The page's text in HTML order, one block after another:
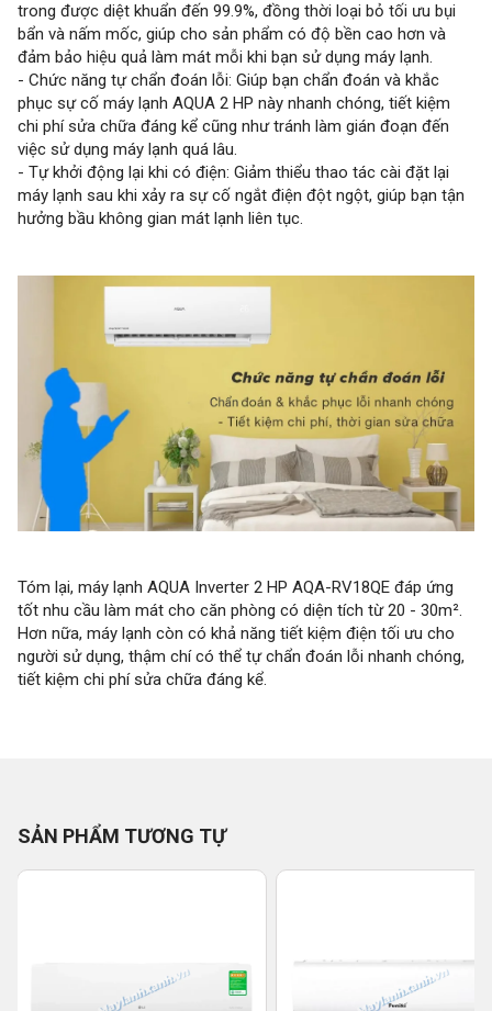
trong được diệt khuẩn đến 99.9%, đồng thời loại bỏ tối ưu bụi
bẩn và nấm mốc, giúp cho sản phẩm có độ bền cao hơn và
đảm bảo hiệu quả làm mát mỗi khi bạn sử dụng máy lạnh.
- Chức năng tự chẩn đoán lỗi: Giúp bạn chẩn đoán và khắc
phục sự cố máy lạnh AQUA 2 HP này nhanh chóng, tiết kiệm
chi phí sửa chữa đáng kể cũng như tránh làm gián đoạn đến
việc sử dụng máy lạnh quá lâu.
- Tự khởi động lại khi có điện: Giảm thiểu thao tác cài đặt lại
máy lạnh sau khi xảy ra sự cố ngắt điện đột ngột, giúp bạn tận
hưởng bầu không gian mát lạnh liên tục.
Tóm lại, máy lạnh AQUA Inverter 2 HP AQA-RV18QE đáp ứng
tốt nhu cầu làm mát cho căn phòng có diện tích từ 20 - 30m².
Hơn nữa, máy lạnh còn có khả năng tiết kiệm điện tối ưu cho
người sử dụng, thậm chí có thể tự chẩn đoán lỗi nhanh chóng,
tiết kiệm chi phí sửa chữa đáng kể.
SẢN PHẨM TƯƠNG TỰ